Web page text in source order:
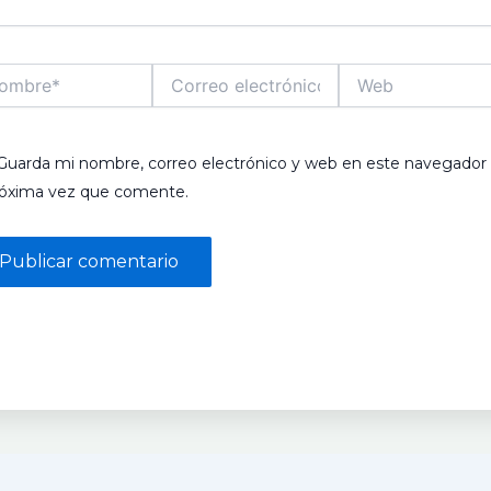
electrónico*
mi nombre, correo electrónico y web en este navegador
vez que comente.